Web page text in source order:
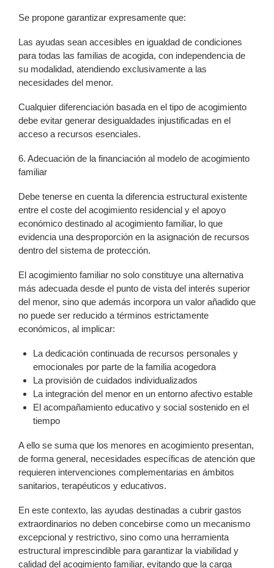
Se propone garantizar expresamente que:
Las ayudas sean accesibles en igualdad de condiciones
para todas las familias de acogida, con independencia de
su modalidad, atendiendo exclusivamente a las
necesidades del menor.
Cualquier diferenciación basada en el tipo de acogimiento
debe evitar generar desigualdades injustificadas en el
acceso a recursos esenciales.
6. Adecuación de la financiación al modelo de acogimiento
familiar
Debe tenerse en cuenta la diferencia estructural existente
entre el coste del acogimiento residencial y el apoyo
económico destinado al acogimiento familiar, lo que
evidencia una desproporción en la asignación de recursos
dentro del sistema de protección.
El acogimiento familiar no solo constituye una alternativa
más adecuada desde el punto de vista del interés superior
del menor, sino que además incorpora un valor añadido que
no puede ser reducido a términos estrictamente
económicos, al implicar:
La dedicación continuada de recursos personales y
emocionales por parte de la familia acogedora
La provisión de cuidados individualizados
La integración del menor en un entorno afectivo estable
El acompañamiento educativo y social sostenido en el
tiempo
A ello se suma que los menores en acogimiento presentan,
de forma general, necesidades específicas de atención que
requieren intervenciones complementarias en ámbitos
sanitarios, terapéuticos y educativos.
En este contexto, las ayudas destinadas a cubrir gastos
extraordinarios no deben concebirse como un mecanismo
excepcional y restrictivo, sino como una herramienta
estructural imprescindible para garantizar la viabilidad y
calidad del acogimiento familiar, evitando que la carga